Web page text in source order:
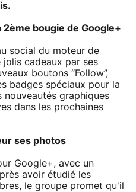
bougie de Google+
social du moteur de
jolis cadeaux par ses
boutons “Follow”,
badges spéciaux pour la
nouveautés graphiques
dans les prochaines
ses photos
Google+, avec un
avoir étudié les
le groupe promet qu'il